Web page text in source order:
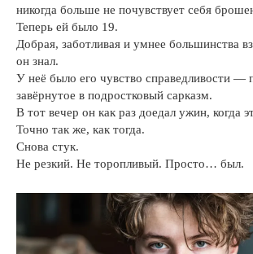
никогда больше не почувствует себя
Теперь ей было 19.
Добрая, заботливая и умнее большинства
он знал.
У неё было его чувство справедливости —
завёрнутое в подростковый сарказм.
В тот вечер он как раз доедал ужин, когда
Точно так же, как тогда.
Снова стук.
Не резкий. Не торопливый. Просто… был.